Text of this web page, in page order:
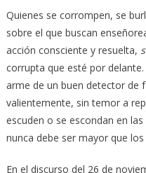
Quienes se corrompen, se
sobre el que buscan
acción consciente y resuelta,
corrupta que esté por
arme de un buen detector de
valientemente, sin temor a
escuden o se escondan en
nunca debe ser mayor que
En el discurso del 26 de